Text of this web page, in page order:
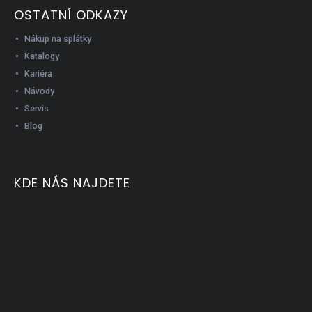
OSTATNÍ ODKAZY
Nákup na splátky
Katalogy
Kariéra
Návody
Servis
Blog
KDE NÁS NAJDETE